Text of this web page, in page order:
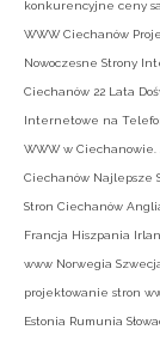
konkurencyjne ceny
WWW Ciechanów
Nowoczesne Strony
Ciechanów 22 Lata
Internetowe na
WWW w
Ciechanów Najlepsze
Stron Ciechanów
Francja Hiszpania
www Norwegia
projektowanie stron
Estonia Rumunia